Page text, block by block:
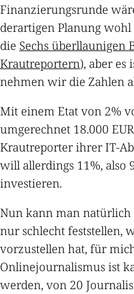
Finanzierungsrunde
derartigen Planung
die Sechs überllaunigen
Krautreportern), aber es
nehmen wir die Zahlen
Mit einem Etat von 2%
umgerechnet 18.000
Krautreporter ihrer IT-
will allerdings 11%, also
investieren.
Nun kann man
nur schlecht feststellen,
vorzustellen hat, für
Onlinejournalismus ist
werden, von 20